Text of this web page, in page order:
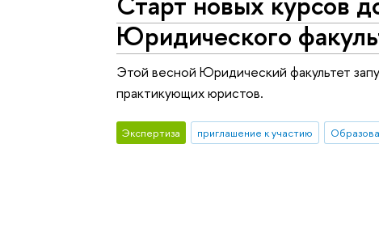
Юридического
Этой весной Юридический факультет
практикующих юристов.
Экспертиза приглашение к участию